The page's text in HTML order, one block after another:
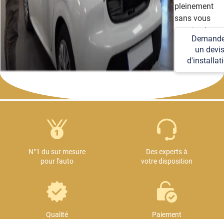
pleinement
sans vous
soucier des
détails
techniques et
logistiques.
un devis
N°1 du sur mesure
pour l'auto
Des experts à
votre disposition
Qualité
Paiement